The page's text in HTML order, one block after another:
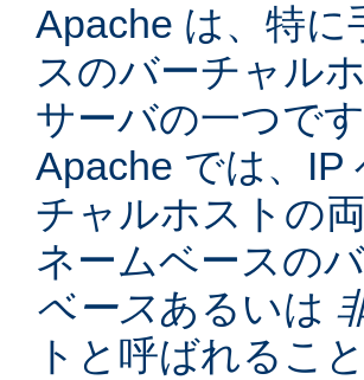
Apache は、特に
スのバーチャル
サーバの一つで
Apache では、IP
チャルホストの
ネームベースの
ベースあるいは
トと呼ばれるこ